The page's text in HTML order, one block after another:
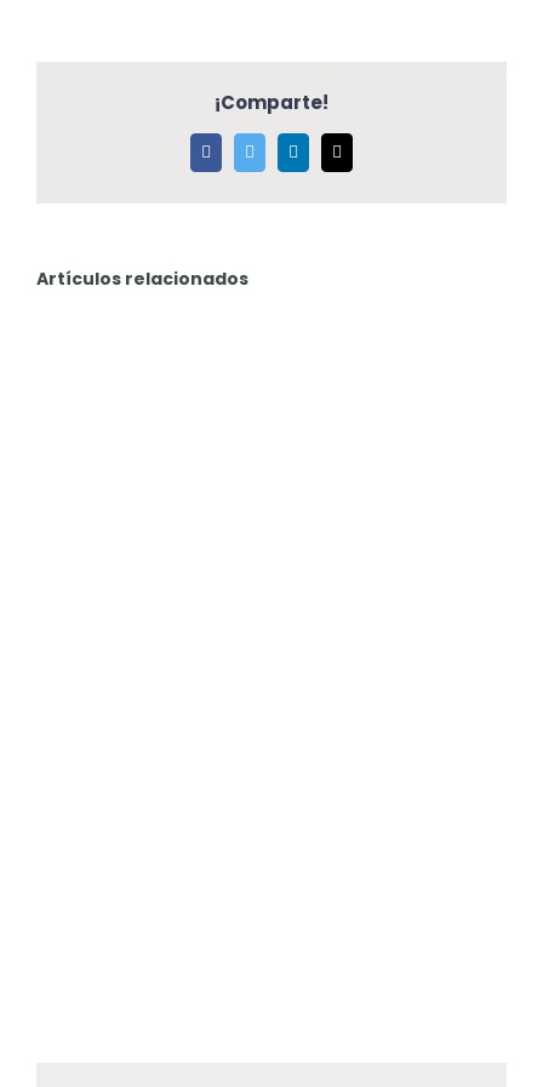
¡Comparte!
FacebookTwitter LinkedIn
electrónico
Artículos relacionados